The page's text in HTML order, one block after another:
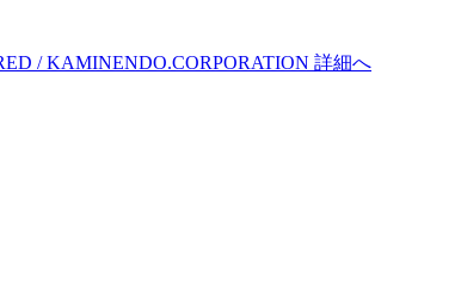
/ KAMINENDO.CORPORATION 詳細へ